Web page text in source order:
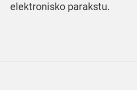
elektronisko parakstu.